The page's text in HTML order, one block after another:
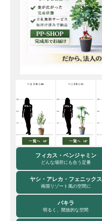
フィカス・ベンジャミン
どんな場所にも合う定番
ヤシ・アレカ・フェニックス
南国リゾート風の空間に
パキラ
明るく、開放的な空間